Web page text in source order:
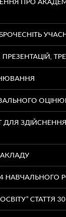
ПРО
ПРЕЗЕНТАЦІЙ,
ДЛЯ
НАВЧАЛЬНОГО
СТАТТЯ 30